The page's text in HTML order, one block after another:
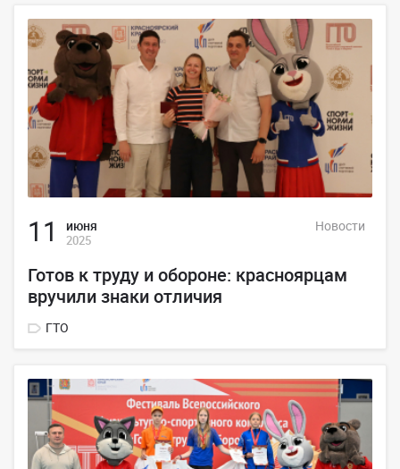
11 июня
2025
Новости
Готов к труду и обороне: красноярцам
вручили знаки отличия
ГТО